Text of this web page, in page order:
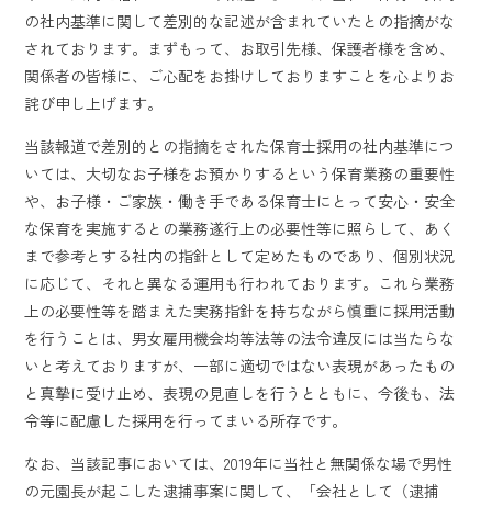
の社内基準に関して差別的な記述が含まれていたとの指摘がな
されております。まずもって、お取引先様、保護者様を含め、
関係者の皆様に、ご心配をお掛けしておりますことを心よりお
詫び申し上げます。
当該報道で差別的との指摘をされた保育士採用の社内基準につ
いては、大切なお子様をお預かりするという保育業務の重要性
や、お子様・ご家族・働き手である保育士にとって安心・安全
な保育を実施するとの業務遂行上の必要性等に照らして、あく
まで参考とする社内の指針として定めたものであり、個別状況
に応じて、それと異なる運用も行われております。これら業務
上の必要性等を踏まえた実務指針を持ちながら慎重に採用活動
を行うことは、男女雇用機会均等法等の法令違反には当たらな
いと考えておりますが、一部に適切ではない表現があったもの
と真摯に受け止め、表現の見直しを行うとともに、今後も、法
令等に配慮した採用を行ってまいる所存です。
なお、当該記事においては、2019年に当社と無関係な場で男性
の元園長が起こした逮捕事案に関して、「会社として（逮捕